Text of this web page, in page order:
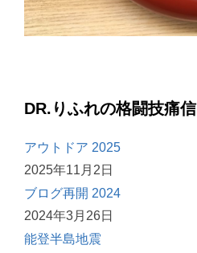
DR.りふれの格闘技痛信
アウトドア 2025
2025年11月2日
ブログ再開 2024
2024年3月26日
能登半島地震